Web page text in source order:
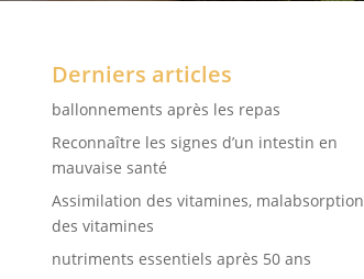
Derniers articles
ballonnements après les repas
Reconnaître les signes d’un intestin en
mauvaise santé
Assimilation des vitamines, malabsorption
des vitamines
nutriments essentiels après 50 ans